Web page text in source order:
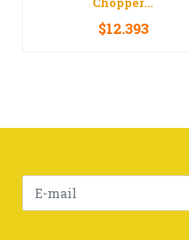
VER OPCIONES
$12.393